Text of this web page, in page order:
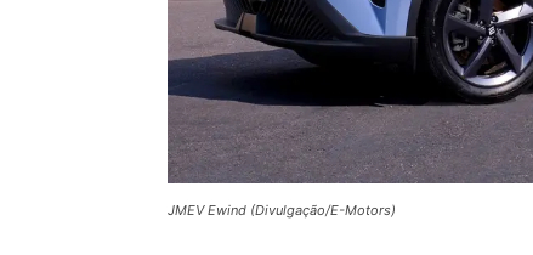
JMEV Ewind (Divulgação/E-Motors)